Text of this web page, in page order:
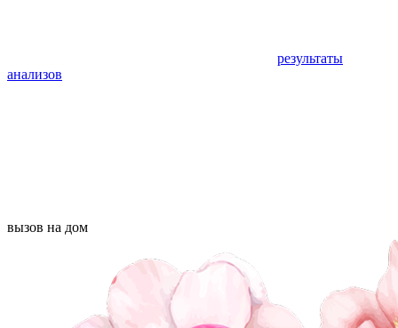
результаты
анализов
вызов на дом